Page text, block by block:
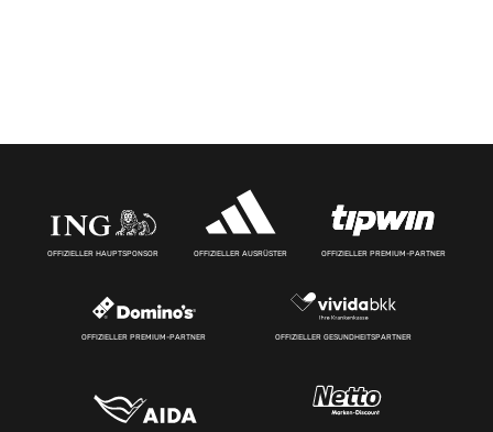
OFFIZIELLER HAUPTSPONSOR OFFIZIELLER AUSRÜSTER OFFIZIELLER PREMIUM-PARTNER
OFFIZIELLER PREMIUM-PARTNER OFFIZIELLER GESUNDHEITSPARTNER